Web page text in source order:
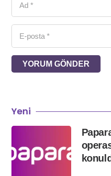
YORUM GÖNDER
Yeni